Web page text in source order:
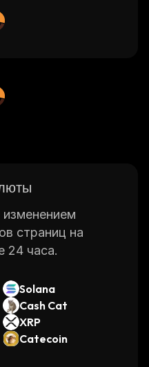
страниц на
24 часа.
Solana
Cash Cat
XRP
Catecoin